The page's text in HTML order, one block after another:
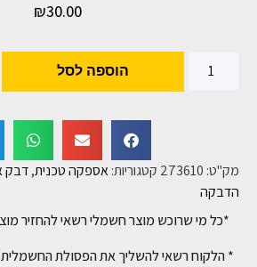
₪30.00
הוספה לסל
מק"ט: 273610 קטגוריות:אספקה טכנית,דבק
הדבקה
*כל מי שרוכש מוצר חשמלי רשאי להחזיר
* הלקוח רשאי להשליך את הפסולת